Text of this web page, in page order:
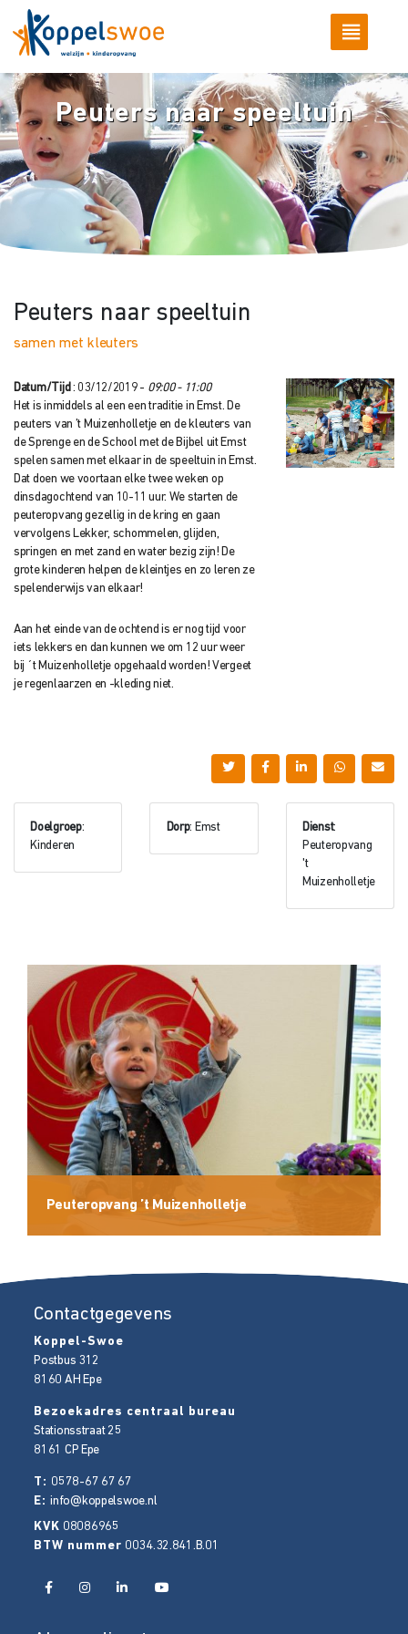
Peuters naar speeltuin
Peuters naar speeltuin
samen met kleuters
Datum/Tijd : 03/12/2019 - 09:00 - 11:00
Het is inmiddels al een een traditie in Emst. De
peuters van ’t Muizenholletje en de kleuters van
de Sprenge en de School met de Bijbel uit Emst
spelen samen met elkaar in de speeltuin in Emst.
Dat doen we voortaan elke twee weken op
dinsdagochtend van 10-11 uur. We starten de
peuteropvang gezellig in de kring en gaan
vervolgens Lekker, schommelen, glijden,
springen en met zand en water bezig zijn! De
grote kinderen helpen de kleintjes en zo leren ze
spelenderwijs van elkaar!
Aan het einde van de ochtend is er nog tijd voor
iets lekkers en dan kunnen we om 12 uur weer
bij ´t Muizenholletje opgehaald worden! Vergeet
je regenlaarzen en -kleding niet.
Doelgroep:
Kinderen
Dorp: Emst Dienst:
Peuteropvang
't
Muizenholletje
Peuteropvang ’t Muizenholletje
Contactgegevens
Koppel-Swoe
Postbus 312
8160 AH Epe
Bezoekadres centraal bureau
Stationsstraat 25
8161 CP Epe
T: 0578-67 67 67
E:info@koppelswoe.nl
KVK 08086965
BTW nummer 0034.32.841.B.01